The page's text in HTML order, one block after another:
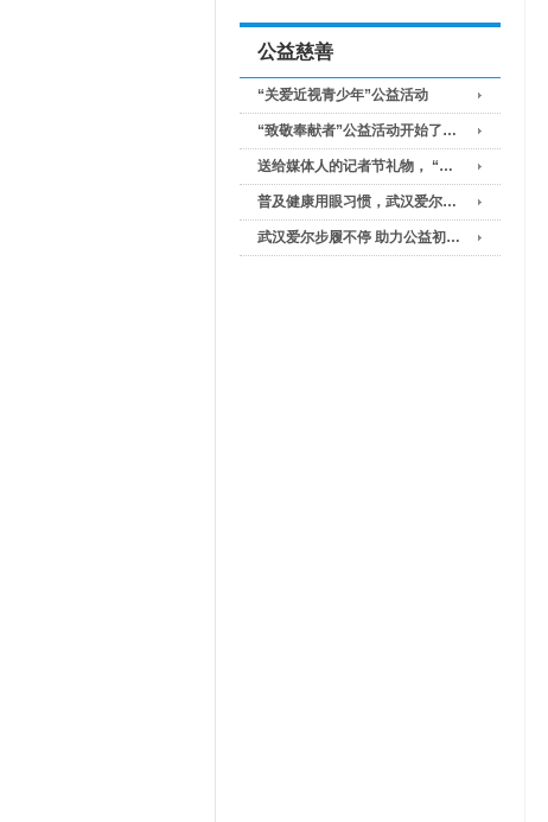
公益慈善
“关爱近视青少年”公益活动
“致敬奉献者”公益活动开始了…
送给媒体人的记者节礼物， “…
普及健康用眼习惯，武汉爱尔…
武汉爱尔步履不停 助力公益初…